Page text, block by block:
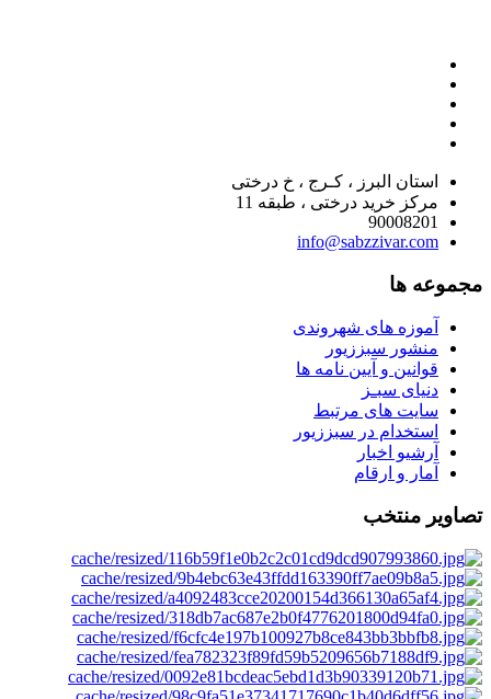
استان البرز ، کـرج ، خ درختی
مرکز خرید درختی ، طبقه 11
90008201
info@sabzzivar.com
مجموعه ها
آموزه های شهروندی
منشور سبززیور
قوانین و آیین نامه ها
دنیای سبـز
سایت های مرتبط
استخدام در سبززیور
آرشیو اخبار
آمار و ارقام
تصاویر منتخب